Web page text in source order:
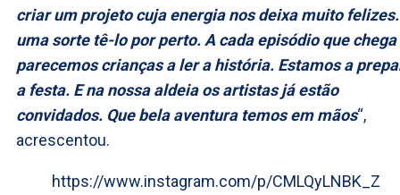
criar um projeto cuja energia nos deixa muito felizes.
uma sorte tê-lo por perto. A cada episódio que chega
parecemos crianças a ler a história. Estamos a
a festa. E na nossa aldeia os artistas já estão
convidados. Que bela aventura temos em mãos“,
acrescentou.
https://www.instagram.com/p/CMLQyLNBK_Z